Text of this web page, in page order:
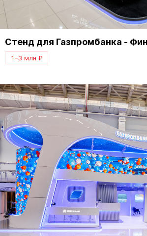
Стенд для Газпромбанка -
1–3 млн ₽